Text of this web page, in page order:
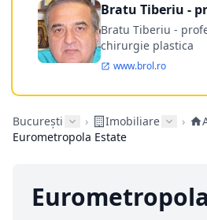
Bratu Tiberiu -
doctor
Bratu Tiberiu -
chirurgie plastica
www.brol.ro
București › Imobiliare ›
Eurometropola Estate